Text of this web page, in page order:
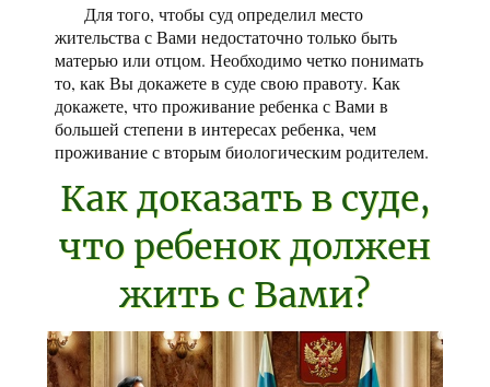
Для того, чтобы суд определил место
жительства с Вами недостаточно только быть
матерью или отцом. Необходимо четко понимать
то, как Вы докажете в суде свою правоту. Как
докажете, что проживание ребенка с Вами в
большей степени в интересах ребенка, чем
проживание с вторым биологическим родителем.
Как доказать в суде,
что ребенок должен
жить с Вами?